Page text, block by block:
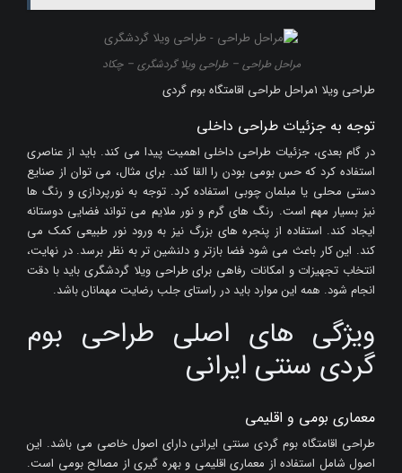
مراحل طراحی – طراحی ویلا گردشگری – چکاد
طراحی ویلا 1مراحل طراحی اقامتگاه بوم گردی
توجه به جزئیات طراحی داخلی
در گام بعدی، جزئیات طراحی داخلی اهمیت پیدا می کند. باید از عناصری
استفاده کرد که حس بومی بودن را القا کند. برای مثال، می توان از صنایع
دستی محلی یا مبلمان چوبی استفاده کرد. توجه به نورپردازی و رنگ ها
نیز بسیار مهم است. رنگ های گرم و نور ملایم می تواند فضایی دوستانه
ایجاد کند. استفاده از پنجره های بزرگ نیز به ورود نور طبیعی کمک می
کند. این کار باعث می شود فضا بازتر و دلنشین تر به نظر برسد. در نهایت،
انتخاب تجهیزات و امکانات رفاهی برای طراحی ویلا گردشگری باید با دقت
انجام شود. همه این موارد باید در راستای جلب رضایت مهمانان باشد.
ویژگی های اصلی طراحی بوم
گردی سنتی ایرانی
معماری بومی و اقلیمی
طراحی اقامتگاه بوم گردی سنتی ایرانی دارای اصول خاصی می باشد. این
اصول شامل استفاده از معماری اقلیمی و بهره گیری از مصالح بومی است.